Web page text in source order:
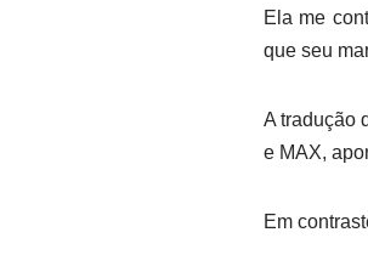
Ela me
que seu
A tradução
e MAX,
Em